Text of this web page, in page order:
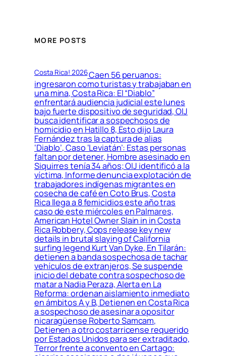
MORE POSTS
Costa Rica! 2026Caen 56 peruanos:
ingresaron como turistas y trabajaban en
una mina, Costa Rica: El “Diablo”
enfrentará audiencia judicial este lunes
bajo fuerte dispositivo de seguridad, OIJ
busca identificar a sospechosos de
homicidio en Hatillo 8, Esto dijo Laura
Fernández tras la captura de alias
‘Diablo’, Caso ‘Leviatán’: Estas personas
faltan por detener, Hombre asesinado en
Siquirres tenía 34 años; OIJ identificó a la
víctima, Informe denuncia explotación de
trabajadores indígenas migrantes en
cosecha de café en Coto Brus, Costa
Rica llega a 8 femicidios este año tras
caso de este miércoles en Palmares,
American Hotel Owner Slain in in Costa
Rica Robbery, Cops release key new
details in brutal slaying of California
surfing legend Kurt Van Dyke, En Tilarán:
detienen a banda sospechosa de tachar
vehículos de extranjeros, Se suspende
inicio del debate contra sospechoso de
matar a Nadia Peraza, Alerta en La
Reforma: ordenan aislamiento inmediato
en ámbitos A y B, Detienen en Costa Rica
a sospechoso de asesinar a opositor
nicaragüense Roberto Samcam,
Detienen a otro costarricense requerido
por Estados Unidos para ser extraditado,
Terror frente a convento en Cartago: